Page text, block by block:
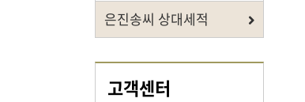
족보 자료실
은진송씨의 족보를 확인하실 수 있습니다.
은진송씨 상대세적
고객센터